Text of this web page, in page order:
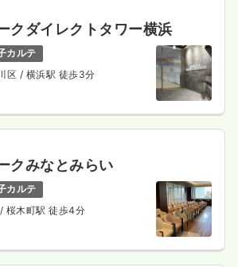
クダイレクトタワー横浜
カルテ
区 / 横浜駅 徒歩3分
クみなとみらい
カルテ
/ 桜木町駅 徒歩4分